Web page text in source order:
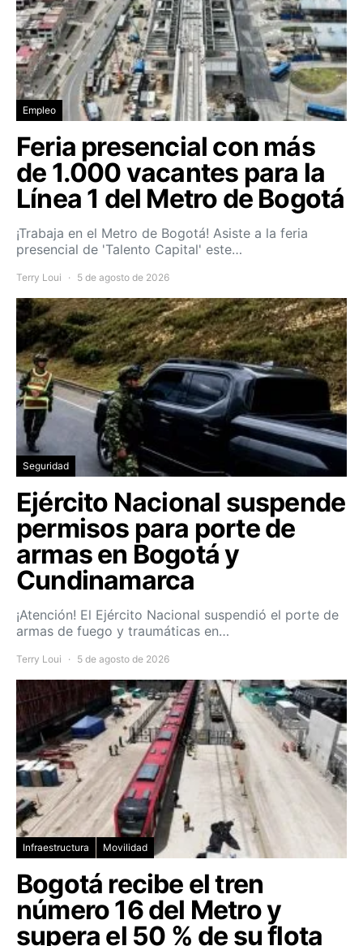
Empleo
Feria presencial con más
de 1.000 vacantes para la
Línea 1 del Metro de Bogotá
¡Trabaja en el Metro de Bogotá! Asiste a la feria
presencial de 'Talento Capital' este…
Terry Loui 5 de agosto de 2026
Seguridad
Ejército Nacional suspende
permisos para porte de
armas en Bogotá y
Cundinamarca
¡Atención! El Ejército Nacional suspendió el porte de
armas de fuego y traumáticas en…
Terry Loui 5 de agosto de 2026
Infraestructura Movilidad
Bogotá recibe el tren
número 16 del Metro y
supera el 50 % de su flota